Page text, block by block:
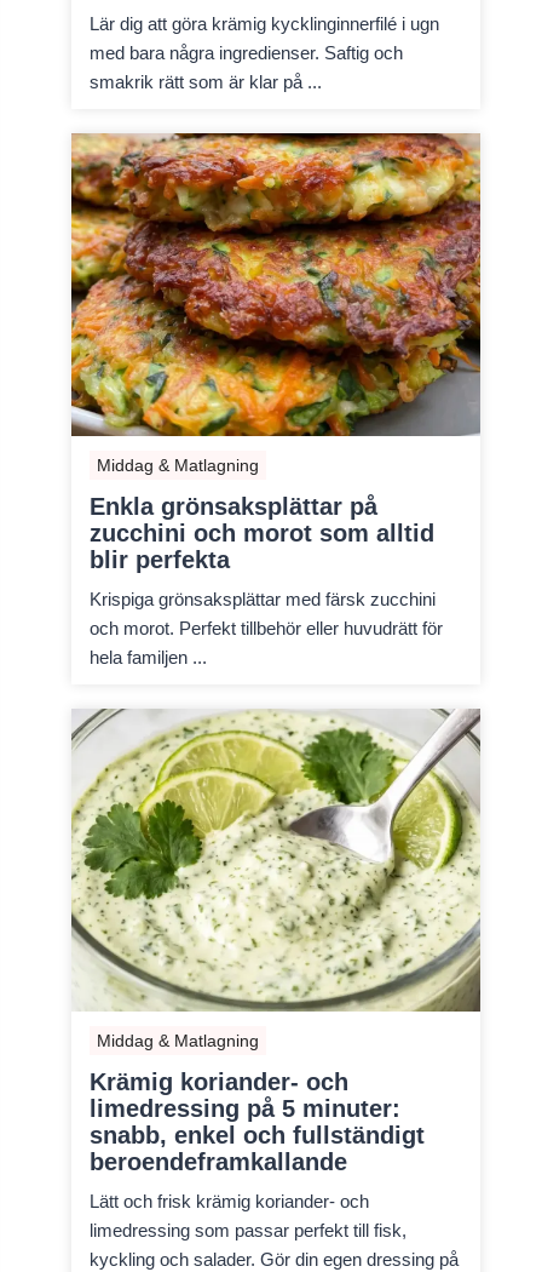
Lär dig att göra krämig kycklinginnerfilé i ugn
med bara några ingredienser. Saftig och
smakrik rätt som är klar på ...
Middag & Matlagning
Enkla grönsaksplättar på
zucchini och morot som alltid
blir perfekta
Krispiga grönsaksplättar med färsk zucchini
och morot. Perfekt tillbehör eller huvudrätt för
hela familjen ...
Middag & Matlagning
Krämig koriander- och
limedressing på 5 minuter:
snabb, enkel och fullständigt
beroendeframkallande
Lätt och frisk krämig koriander- och
limedressing som passar perfekt till fisk,
kyckling och salader. Gör din egen dressing på